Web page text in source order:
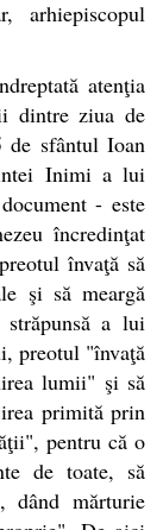
arhiepiscopul
atenţia
dintre ziua de
sfântul Ioan
Inimi a lui
- este
încredinţat
învaţă să
şi să meargă
a lui
preotul "învaţă
lumii" şi să
primită prin
pentru că o
de toate, să
dând mărturie